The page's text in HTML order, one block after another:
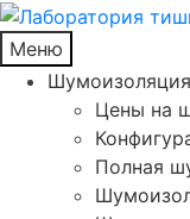
Меню
Цены на
Полная